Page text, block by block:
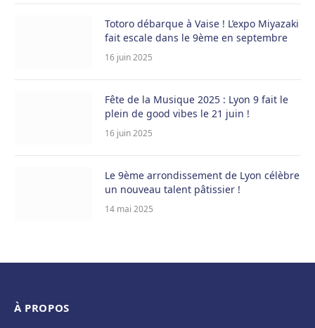
Totoro débarque à Vaise ! L’expo Miyazaki
fait escale dans le 9ème en septembre
16 juin 2025
Fête de la Musique 2025 : Lyon 9 fait le
plein de good vibes le 21 juin !
16 juin 2025
Le 9ème arrondissement de Lyon célèbre
un nouveau talent pâtissier !
14 mai 2025
À PROPOS